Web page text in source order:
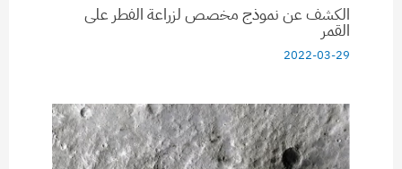
الكشف عن نموذج مخصص لزراعة الفطر على
القمر
2022-03-29